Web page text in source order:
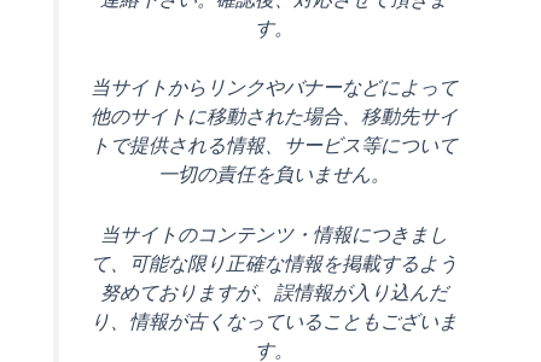
す。
当サイトからリンクやバナーなどによって
他のサイトに移動された場合、移動先サイ
トで提供される情報、サービス等について
一切の責任を負いません。
当サイトのコンテンツ・情報につきまし
て、可能な限り正確な情報を掲載するよう
努めておりますが、誤情報が入り込んだ
り、情報が古くなっていることもございま
す。